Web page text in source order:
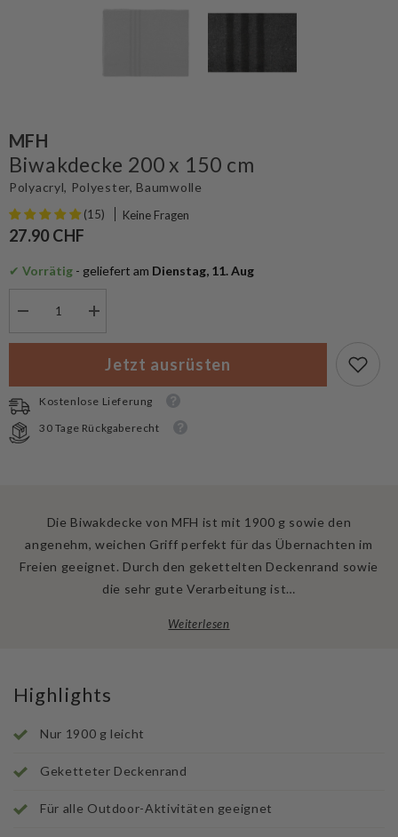
MFH
Biwakdecke 200 x 150 cm
Polyacryl, Polyester, Baumwolle
(15) Keine Fragen
27.90 CHF
✔ Vorrätig - geliefert am Dienstag, 11. Aug
für
x
150
cm
Menge
für
MFH
Biwakdecke
cm
Jetzt ausrüsten
Kostenlose Lieferung
30 Tage Rückgaberecht
Die Biwakdecke von MFH ist mit 1900 g sowie den
angenehm, weichen Griff perfekt für das Übernachten im
Freien geeignet. Durch den gekettelten Deckenrand sowie
die sehr gute Verarbeitung ist…
Weiterlesen
Highlights
Nur 1900 g leicht
Geketteter Deckenrand
Für alle Outdoor-Aktivitäten geeignet